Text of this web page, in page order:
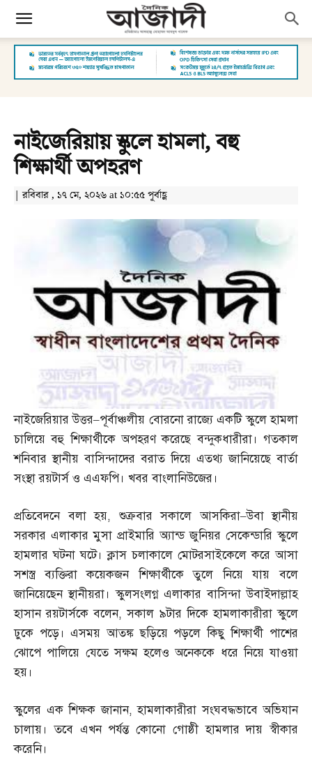
নাইজেরিয়ায় স্কুলে হামলা, বহু
শিক্ষার্থী অপহরণ
| রবিবার , ১৭ মে, ২০২৬ at ১০:৫৫ পূর্বাহ্ণ
নাইজেরিয়ার উত্তর–পূর্বাঞ্চলীয় বোরনো রাজ্যে একটি স্কুলে হামলা
চালিয়ে বহু শিক্ষার্থীকে অপহরণ করেছে বন্দুকধারীরা। গতকাল
শনিবার স্থানীয় বাসিন্দাদের বরাত দিয়ে এতথ্য জানিয়েছে বার্তা
সংস্থা রয়টার্স ও এএফপি। খবর বাংলানিউজের।
প্রতিবেদনে বলা হয়, শুক্রবার সকালে আসকিরা–উবা স্থানীয়
সরকার এলাকার মুসা প্রাইমারি অ্যান্ড জুনিয়র সেকেন্ডারি স্কুলে
হামলার ঘটনা ঘটে। ক্লাস চলাকালে মোটরসাইকেলে করে আসা
সশস্ত্র ব্যক্তিরা কয়েকজন শিক্ষার্থীকে তুলে নিয়ে যায় বলে
জানিয়েছেন স্থানীয়রা। স্কুলসংলগ্ন এলাকার বাসিন্দা উবাইদাল্লাহ
হাসান রয়টার্সকে বলেন,সকাল ৯টার দিকে হামলাকারীরা স্কুলে
ঢুকে পড়ে। এসময় আতঙ্ক ছড়িয়ে পড়লে কিছু শিক্ষার্থী পাশের
ঝোপে পালিয়ে যেতে সক্ষম হলেও অনেককে ধরে নিয়ে যাওয়া
হয়।
স্কুলের এক শিক্ষক জানান,হামলাকারীরা সংঘবদ্ধভাবে অভিযান
চালায়। তবে এখন পর্যন্ত কোনো গোষ্ঠী হামলার দায় স্বীকার
করেনি।